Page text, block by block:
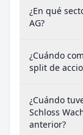
¿En qué
AG?
¿Cuándo
split de
¿Cuándo
Schloss
anterior?